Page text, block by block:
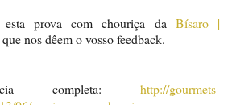
esta prova com chouriça da Bísaro |
nos dêem o vosso feedback.
completa: http://gourmets-